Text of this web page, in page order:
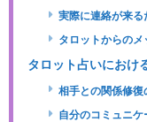
実際に連絡が来る
タロットからのメ
タロット占いにおけ
相手との関係修復
自分のコミュニ